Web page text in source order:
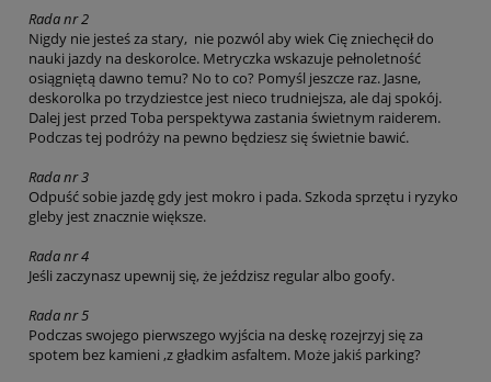
Rada nr 2
Nigdy nie jesteś za stary, nie pozwól aby wiek Cię zniechęcił do
nauki jazdy na deskorolce. Metryczka wskazuje pełnoletność
osiągniętą dawno temu? No to co? Pomyśl jeszcze raz. Jasne,
deskorolka po trzydziestce jest nieco trudniejsza, ale daj spokój.
Dalej jest przed Toba perspektywa zastania świetnym raiderem.
Podczas tej podróży na pewno będziesz się świetnie bawić.
Rada nr 3
Odpuść sobie jazdę gdy jest mokro i pada. Szkoda sprzętu i ryzyko
gleby jest znacznie większe.
Rada nr 4
Jeśli zaczynasz upewnij się, że jeździsz regular albo goofy.
Rada nr 5
Podczas swojego pierwszego wyjścia na deskę rozejrzyj się za
spotem bez kamieni ,z gładkim asfaltem. Może jakiś parking?